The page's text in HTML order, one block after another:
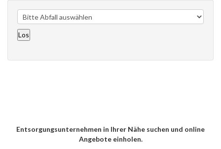
Entsorgungsunternehmen in Ihrer Nähe suchen und online
Angebote einholen.